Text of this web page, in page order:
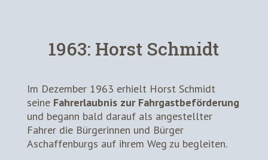
1963: Horst Schmidt
Im Dezember 1963 erhielt Horst Schmidt
seine Fahrerlaubnis zur Fahrgastbeförderung
und begann bald darauf als angestellter
Fahrer die Bürgerinnen und Bürger
Aschaffenburgs auf ihrem Weg zu begleiten.